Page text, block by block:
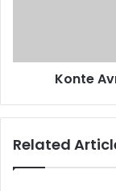
Konte
Related